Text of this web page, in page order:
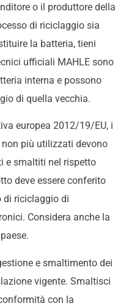
o il produttore della
di riciclaggio sia
la batteria, tieni
ufficiali MAHLE sono
interna e possono
di quella vecchia.
europea 2012/19/EU, i
più utilizzati devono
e smaltiti nel rispetto
deve essere conferito
di riciclaggio di
Considera anche la
e smaltimento dei
vigente. Smaltisci
con la